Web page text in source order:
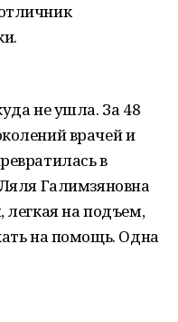
не ушла. За 48
врачей и
в
Галимзяновна
легкая на подъем,
на помощь. Одна